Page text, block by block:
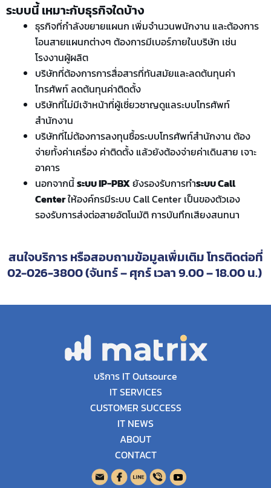
ระบบนี้ เหมาะกับธุรกิจใดบ้าง
ธุรกิจที่กำลังขยายแผนก เพิ่มจำนวนพนักงาน และต้องการ
โอนสายแผนกต่างๆ ต้องการมีเบอร์ภายในบริษัท เช่น
โรงงานผู้ผลิต
บริษัทที่ต้องการการสื่อสารที่ทันสมัยและลดต้นทุนค่า
โทรศัพท์ ลดต้นทุนค่าติดตั้ง
บริษัทที่ไม่มีเจ้าหน้าที่ผู้เชี่ยวชาญดูแลระบบโทรศัพท์
สำนักงาน
บริษัทที่ไม่ต้องการลงทุนซื้อระบบโทรศัพท์สำนักงาน ต้อง
จ่ายทั้งค่าเครื่อง ค่าติดตั้ง แล้วยังต้องจ่ายค่าเดินสาย เจาะ
อาคาร
นอกจากนี้ระบบ IP-PBXยังรองรับการทำระบบ Call
Centerให้องค์กรมีระบบ Call Center เป็นของตัวเอง
รองรับการส่งต่อสายอัตโนมัติ การบันทึกเสียงสนทนา
สนใจบริการ หรือสอบถามข้อมูลเพิ่มเติม โทรติดต่อที่
02-026-3800 (จันทร์ – ศุกร์ เวลา 9.00 – 18.00 น.)
บริการ IT Outsource
IT SERVICES
CUSTOMER SUCCESS
IT NEWS
ABOUT
CONTACT